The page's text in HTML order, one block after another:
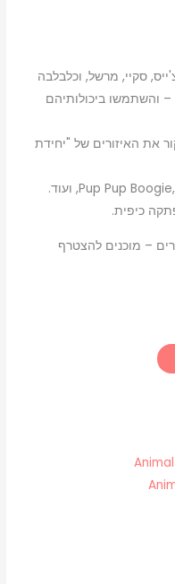
סקיי, מרשל, וכלבלבה
והשתמשו ביכולותיהם
את האיזורים של "יחידת
תהנו ממגוון משחקונים כגון Pup Pup Boogie, Runners, ועוד.
כיפית.
– מוכנים להצטרף